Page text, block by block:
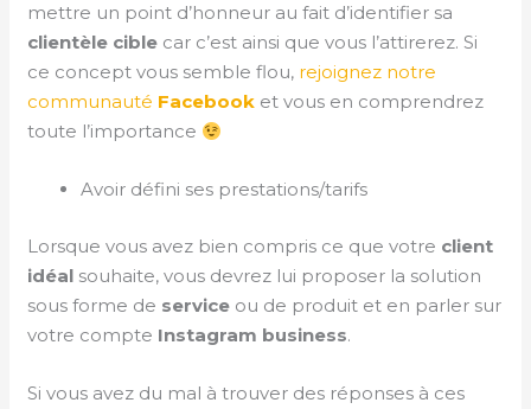
mettre un point d’honneur au fait d’identifier sa
clientèle cible car c’est ainsi que vous l’attirerez. Si
ce concept vous semble flou, rejoignez notre
communauté Facebook et vous en comprendrez
toute l’importance
Avoir défini ses prestations/tarifs
Lorsque vous avez bien compris ce que votre client
idéal souhaite, vous devrez lui proposer la solution
sous forme de service ou de produit et en parler sur
votre compte Instagram business.
Si vous avez du mal à trouver des réponses à ces